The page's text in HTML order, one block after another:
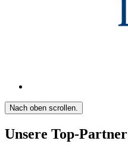
Nach oben scrollen.
Unsere Top-Partner